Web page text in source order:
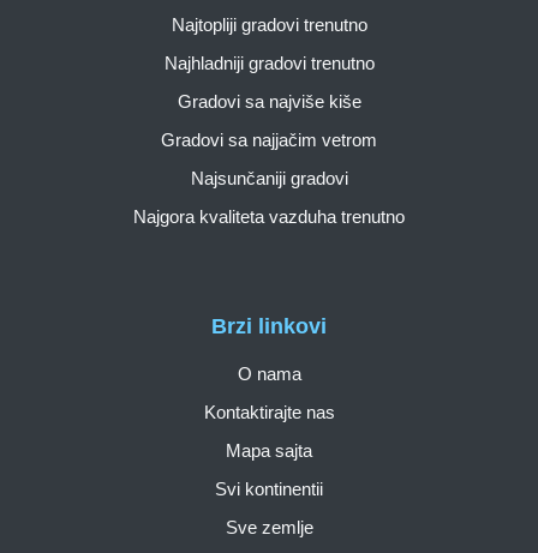
Brzi linkovi
O nama
Kontaktirajte nas
Mapa sajta
Svi kontinentii
Sve zemlje
Najtopliji gradovi trenutno
Najhladniji gradovi trenutno
Gradovi sa najviše kiše
Gradovi sa najjačim vetrom
Najsunčaniji gradovi
Najgora kvaliteta vazduha trenutno